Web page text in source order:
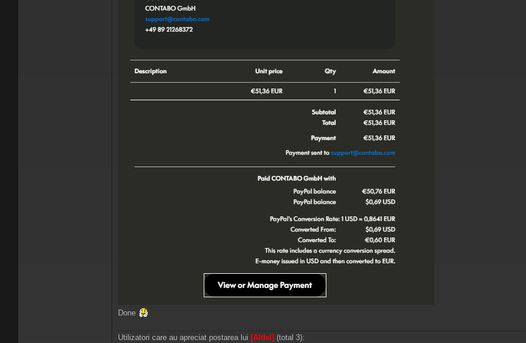
Done
Utilizatori care au apreciat postarea lui [Altfel] (total 3):